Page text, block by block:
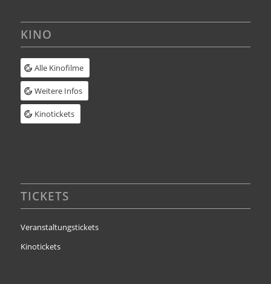
KINO
Alle Kinofilme
Weitere Infos
Kinotickets
TICKETS
Veranstaltungstickets
Kinotickets